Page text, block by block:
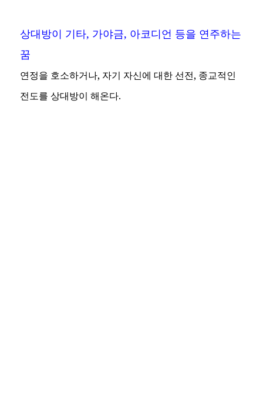
상대방이 기타, 가야금, 아코디언 등을 연주하는
꿈
연정을 호소하거나, 자기 자신에 대한 선전, 종교적인
전도를 상대방이 해온다.